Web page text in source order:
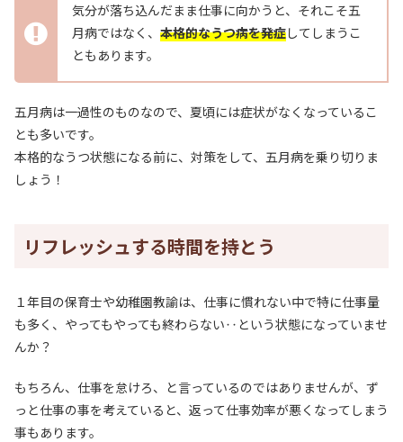
気分が落ち込んだまま仕事に向かうと、それこそ五
月病ではなく、 本格的なうつ病を発症してしまうこ
ともあります。
五月病は一過性のものなので、夏頃には症状がなくなっているこ
とも多いです。
本格的なうつ状態になる前に、対策をして、五月病を乗り切りま
しょう！
リフレッシュする時間を持とう
１年目の保育士や幼稚園教諭は、仕事に慣れない中で特に仕事量
も多く、やってもやっても終わらない‥という状態になっていませ
んか？
もちろん、仕事を怠けろ、と言っているのではありませんが、ず
っと仕事の事を考えていると、返って仕事効率が悪くなってしまう
事もあります。